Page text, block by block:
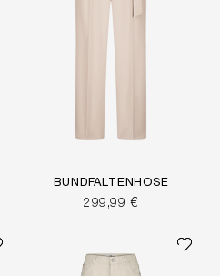
BUNDFALTENHOSE
299,99 €